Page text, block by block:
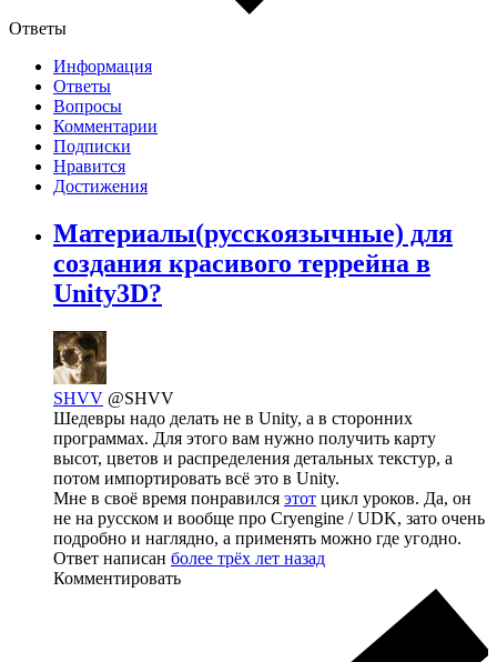
Ответы
Информация
Ответы
Вопросы
Комментарии
Подписки
Нравится
Достижения
Материалы(русскоязычные) для
создания красивого террейна в
Unity3D?
SHVV @SHVV
Шедевры надо делать не в Unity, а в сторонних
программах. Для этого вам нужно получить карту
высот, цветов и распределения детальных текстур, а
потом импортировать всё это в Unity.
Мне в своё время понравился этот цикл уроков. Да, он
не на русском и вообще про Cryengine / UDK, зато очень
подробно и наглядно, а применять можно где угодно.
Ответ написан более трёх лет назад
Комментировать